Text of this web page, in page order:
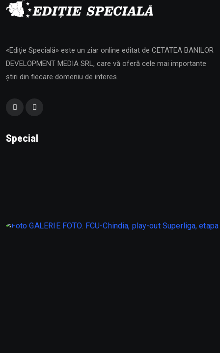
«Ediție Specială» este un ziar online editat de CETATEA BANILOR
DEVELOPMENT MEDIA SRL, care vă oferă cele mai importante
știri din fiecare domeniu de interes.
Special